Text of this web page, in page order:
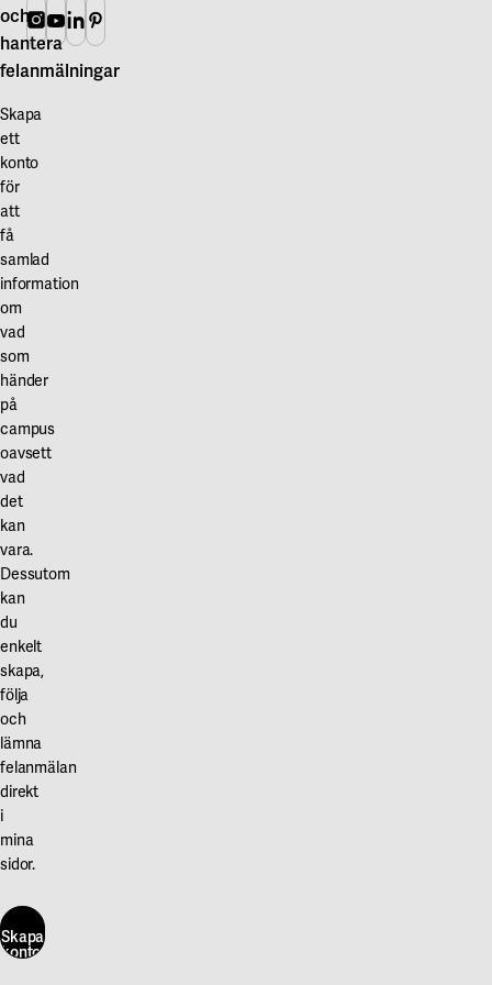
och
hantera
felanmälningar
Skapa
ett
konto
för
att
få
samlad
information
om
vad
som
händer
på
campus
oavsett
vad
det
kan
vara.
Dessutom
kan
du
enkelt
skapa,
följa
och
lämna
felanmälan
direkt
i
mina
sidor.
Skapa
konto
Instagram
Youtube
Linkedin
Pinterest